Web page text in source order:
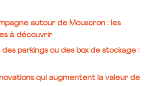
autour de Mouscron : les
à découvrir
parkings ou des box de stockage :
qui augmentent la valeur de